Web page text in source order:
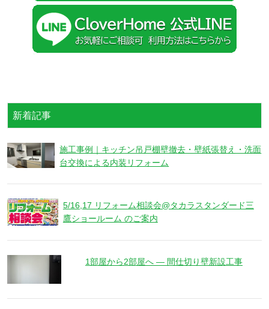
新着記事
施工事例｜キッチン吊戸棚壁撤去・壁紙張替え・洗面
台交換による内装リフォーム
5/16,17 リフォーム相談会@タカラスタンダード三
鷹ショールーム のご案内
1部屋から2部屋へ ― 間仕切り壁新設工事